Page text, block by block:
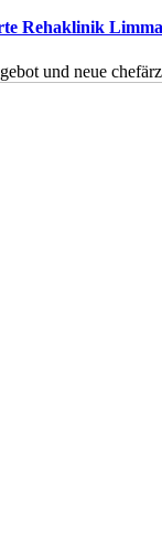
Rehaklinik
und neue